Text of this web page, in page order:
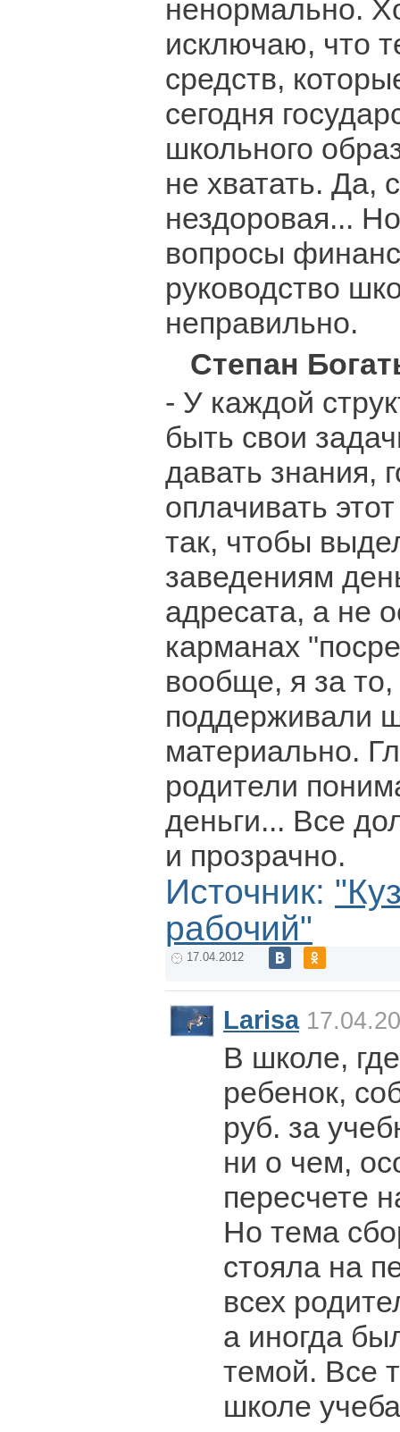
ненормально.
исключаю, что
средств,
сегодня
школьного
не хватать. Да,
нездоровая...
вопросы
руководство
неправильно.
Степан
- У каждой
быть свои
давать знания,
оплачивать
так, чтобы
заведениям
адресата, а не
карманах
вообще, я за
поддерживали
материально.
родители
деньги... Все
и прозрачно.
Источник:
рабочий"
17.04.2012
Larisa
В школе,
ребенок,
руб. за
ни о чем,
пересчете
Но тема
стояла на
всех
а иногда
темой. Все
школе